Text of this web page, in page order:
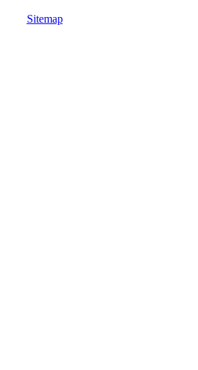
Sitemap